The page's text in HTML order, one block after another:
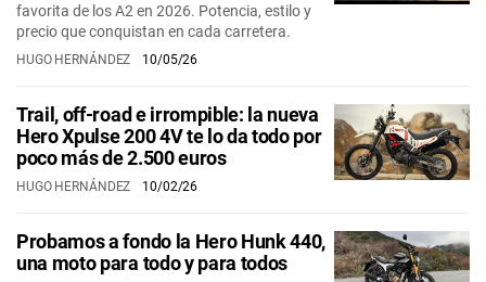
favorita de los A2 en 2026. Potencia, estilo y
precio que conquistan en cada carretera.
HUGO HERNÁNDEZ 10/05/26
Trail, off-road e irrompible: la nueva
Hero Xpulse 200 4V te lo da todo por
poco más de 2.500 euros
HUGO HERNÁNDEZ 10/02/26
Probamos a fondo la Hero Hunk 440,
una moto para todo y para todos